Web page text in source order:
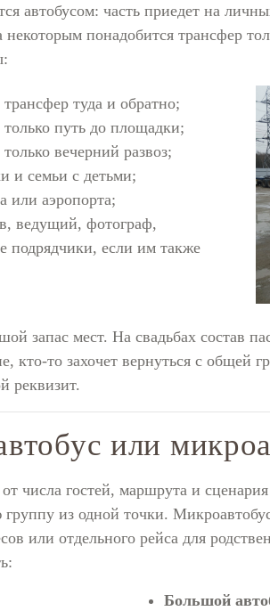
автобусом: часть приедет на
понадобится трансфер
туда и обратно;
путь до площадки;
вечерний развоз;
и семьи с детьми;
или аэропорта;
ведущий, фотограф,
подрядчики, если им также
запас мест. На свадьбах состав
кто-то захочет вернуться с общей
реквизит.
или
числа гостей, маршрута и
из одной точки.
или отдельного рейса для
Большой